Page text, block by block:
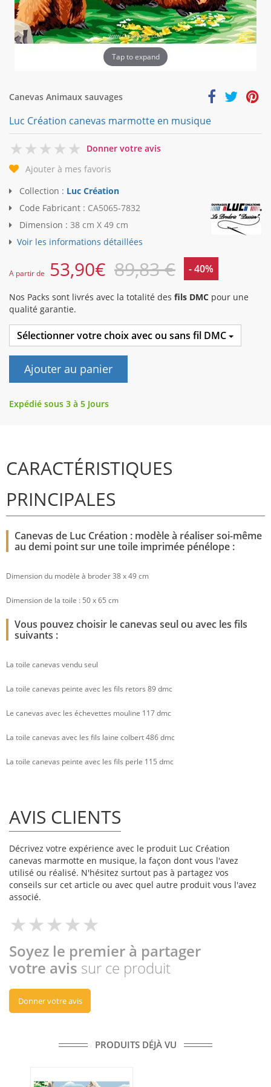
Tap to expand
Canevas Animaux sauvages
Luc Création canevas marmotte en musique
0
Donner votre avis
Ajouter à mes favoris
Collection : Luc Création
Code Fabricant : CA5065-7832
Dimension : 38 cm X 49 cm
Voir les informations détaillées
A partir de 53,90€ 89,83 € - 40%
Nos Packs sont livrés avec la totalité des fils DMC pour une
qualité garantie.
Sélectionner votre choix avec ou sans fil DMC
Ajouter au panier
Expédié sous 3 à 5 Jours
CARACTÉRISTIQUES
PRINCIPALES
Canevas de Luc Création : modèle à réaliser soi-même
au demi point sur une toile imprimée pénélope :
Dimension du modèle à broder 38 x 49 cm
Dimension de la toile : 50 x 65 cm
Vous pouvez choisir le canevas seul ou avec les fils
suivants :
La toile canevas vendu seul
La toile canevas peinte avec les fils retors 89 dmc
Le canevas avec les échevettes mouline 117 dmc
La toile canevas avec les fils laine colbert 486 dmc
La toile canevas peinte avec les fils perle 115 dmc
AVIS CLIENTS
Décrivez votre expérience avec le produit Luc Création
canevas marmotte en musique, la façon dont vous l'avez
utilisé ou réalisé. N'hésitez surtout pas à partagez vos
conseils sur cet article ou avec quel autre produit vous l'avez
associé.
Soyez le premier à partager
votre avis sur ce produit
Donner votre avis
PRODUITS DÉJÀ VU